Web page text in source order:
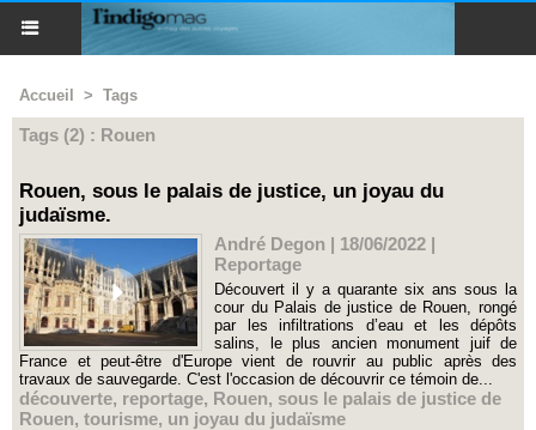
Accueil > Tags
Tags (2) : Rouen
Rouen, sous le palais de justice, un joyau du
judaïsme.
André Degon | 18/06/2022 |
Reportage
Découvert il y a quarante six ans sous la
cour du Palais de justice de Rouen, rongé
par les infiltrations d’eau et les dépôts
salins, le plus ancien monument juif de
France et peut-être d'Europe vient de rouvrir au public après des
travaux de sauvegarde. C'est l'occasion de découvrir ce témoin de...
découverte, reportage, Rouen, sous le palais de justice de
Rouen, tourisme, un joyau du judaïsme